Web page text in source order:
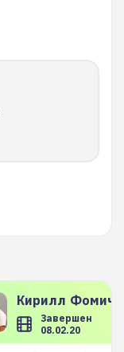
Кирилл
Завершен
08.02.20